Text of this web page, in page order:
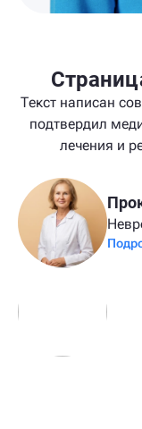
Текст написан
подтвердил
лечения и